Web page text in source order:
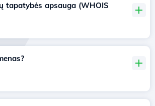
tapatybės apsauga (WHOIS